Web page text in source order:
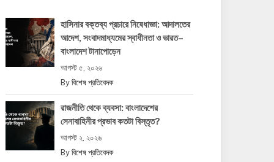
হাসিনার বক্তব্য প্রচারে নিষেধাজ্ঞা: আদালতের
আদেশ, সংবাদমাধ্যমের স্বাধীনতা ও ভারত–
বাংলাদেশ টানাপোড়েন
আগস্ট ৫, ২০২৬
By বিশেষ প্রতিবেদক
রাজনীতি থেকে ব্যবসা: বাংলাদেশের
সেনাবাহিনীর প্রভাব কতটা বিস্তৃত?
আগস্ট ২, ২০২৬
By বিশেষ প্রতিবেদক